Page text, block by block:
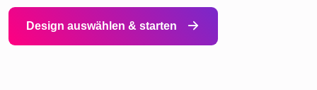
Design auswählen & starten